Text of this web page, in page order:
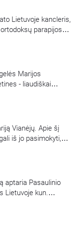
Lietuvoje kancleris,
parapijos
apie Kristaus
Marijos
- liaudiškai
Švč. Mergelės
sprendimu
bazilikos dukterimi,
šventovės
…
Vianėjų. Apie šį
iš jo pasimokyti,
aptaria Pasaulinio
Lietuvoje kun.
Ivanovaitė-